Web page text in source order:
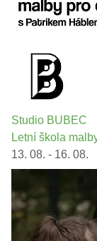
Studio BUBEC
Letní škola
13. 08. - 16. 08.